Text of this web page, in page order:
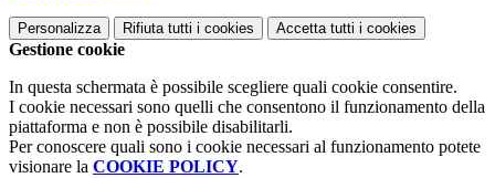
Personalizza Rifiuta tutti i cookies Accetta tutti i cookies
Gestione cookie
In questa schermata è possibile scegliere quali cookie consentire.
I cookie necessari sono quelli che consentono il funzionamento della
piattaforma e non è possibile disabilitarli.
Per conoscere quali sono i cookie necessari al funzionamento potete
visionare la COOKIE POLICY.